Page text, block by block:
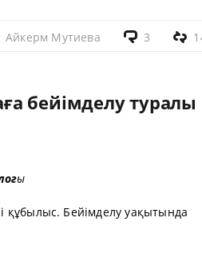
Айкерм Мутиева 3
бейімделу туралы
ы
құбылыс. Бейімделу уақытында